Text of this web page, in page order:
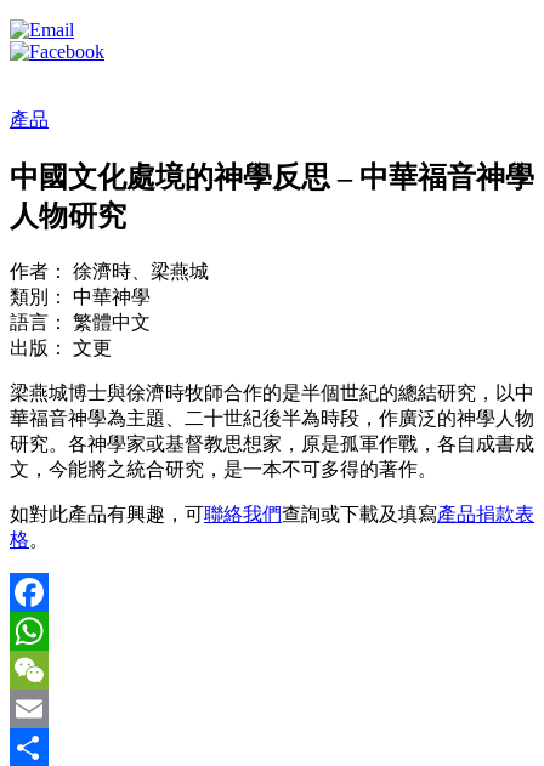
產品
中國文化處境的神學反思 – 中華福音神學
人物研究
作者： 徐濟時、梁燕城
類別： 中華神學
語言： 繁體中文
出版： 文更
梁燕城博士與徐濟時牧師合作的是半個世紀的總結研究，以中
華福音神學為主題、二十世紀後半為時段，作廣泛的神學人物
研究。各神學家或基督教思想家，原是孤軍作戰，各自成書成
文，今能將之統合研究，是一本不可多得的著作。
如對此產品有興趣，可聯絡我們查詢或下載及填寫產品捐款表
格。
Facebook
WhatsApp
WeChat
Email